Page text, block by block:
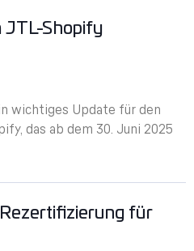
JTL-Shopify
wichtiges Update für den
das ab dem 30. Juni 2025
für